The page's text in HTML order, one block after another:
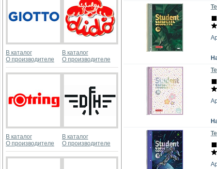
В каталог
О производителе
В каталог
О производителе
В каталог
О производителе
В каталог
О производителе